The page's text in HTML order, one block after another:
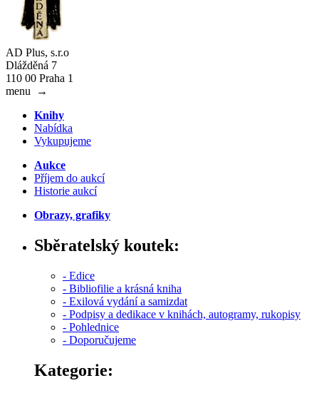
AD Plus, s.r.o
Dlážděná 7
110 00 Praha 1
menu
→
Knihy
Nabídka
Vykupujeme
Aukce
Příjem do aukcí
Historie aukcí
Obrazy, grafiky
Sběratelský koutek:
- Edice
- Bibliofilie a krásná kniha
- Exilová vydání a samizdat
- Podpisy a dedikace v knihách, autogramy, rukopisy
- Pohlednice
- Doporučujeme
Kategorie: